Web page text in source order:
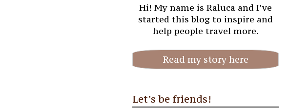
Hi! My name is Raluca and I’ve
started this blog to inspire and
help people travel more.
Read my story here
Let’s be friends!